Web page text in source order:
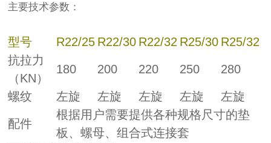
主要技术参数：
型号 R22/25 R22/30 R22/32 R25/30 R25/32
抗拉力
（KN）
180 200 220 250 280
螺纹 左旋 左旋 左旋 左旋 左旋
配件
根据用户需要提供各种规格尺寸的垫
板、螺母、组合式连接套